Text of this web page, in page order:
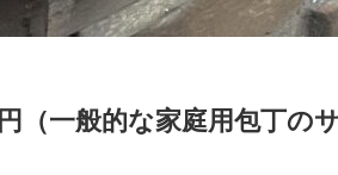
円（一般的な家庭用包丁の